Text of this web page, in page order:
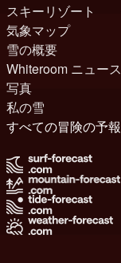
スキーリゾート
気象マップ
雪の概要
Whiteroom ニュース
写真
私の雪
すべての冒険の予報